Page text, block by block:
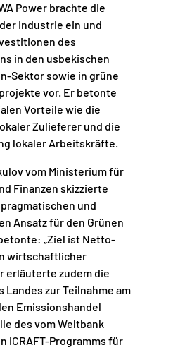
Power brachte die
Industrie ein und
des
in den usbekischen
Sektor sowie in grüne
vor. Er betonte
Vorteile wie die
Zulieferer und die
lokaler Arbeitskräfte.
vom Ministerium für
Finanzen skizzierte
und
Ansatz für den Grünen
„Ziel ist Netto-
wirtschaftlicher
erläuterte zudem die
Landes zur Teilnahme am
Emissionshandel
des vom Weltbank
iCRAFT-Programms für